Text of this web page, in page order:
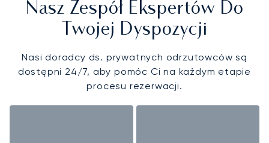
Nasz Zespół Ekspertów Do
Twojej Dyspozycji
Nasi doradcy ds. prywatnych odrzutowców są
dostępni 24/7, aby pomóc Ci na każdym etapie
procesu rezerwacji.